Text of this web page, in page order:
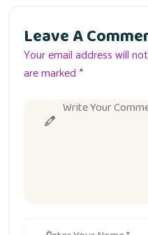
Leave A
Your email address will
are marked *